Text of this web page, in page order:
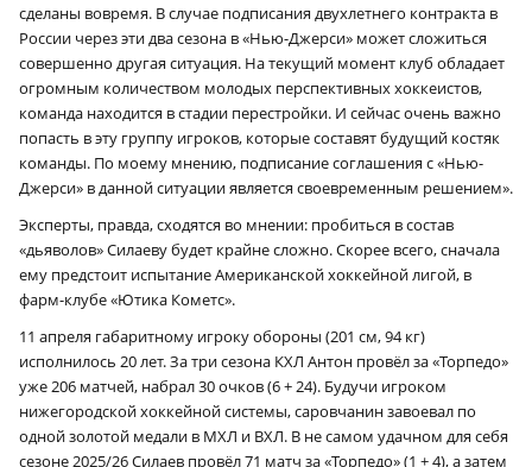
сделаны вовремя. В случае подписания двухлетнего контракта в
России через эти два сезона в «Нью-Джерси» может сложиться
совершенно другая ситуация. На текущий момент клуб обладает
огромным количеством молодых перспективных хоккеистов,
команда находится в стадии перестройки. И сейчас очень важно
попасть в эту группу игроков, которые составят будущий костяк
команды. По моему мнению, подписание соглашения с «Нью-
Джерси» в данной ситуации является своевременным решением».
Эксперты, правда, сходятся во мнении: пробиться в состав
«дьяволов» Силаеву будет крайне сложно. Скорее всего, сначала
ему предстоит испытание Американской хоккейной лигой, в
фарм-клубе «Ютика Кометс».
11 апреля габаритному игроку обороны (201 см, 94 кг)
исполнилось 20 лет. За три сезона КХЛ Антон провёл за «Торпедо»
уже 206 матчей, набрал 30 очков (6 + 24). Будучи игроком
нижегородской хоккейной системы, саровчанин завоевал по
одной золотой медали в МХЛ и ВХЛ. В не самом удачном для себя
сезоне 2025/26 Силаев провёл 71 матч за «Торпедо» (1 + 4), а затем